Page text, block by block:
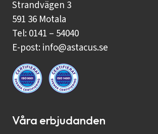
Strandvägen 3
591 36 Motala
Tel: 0141 – 54040
E-post:info@astacus.se
Våra erbjudanden